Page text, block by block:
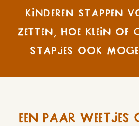
kinderen stappen
zetten, hoe klein of
stapjes ook
Een paar weetjes